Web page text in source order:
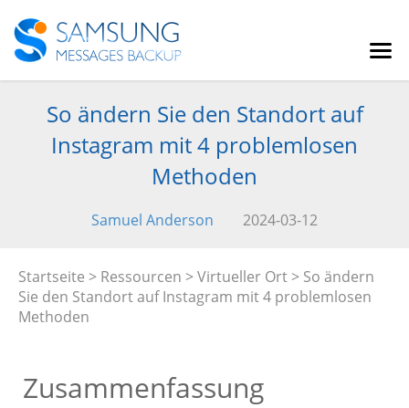
So ändern Sie den Standort auf
Instagram mit 4 problemlosen
Methoden
Samuel Anderson 2024-03-12
Startseite > Ressourcen >Virtueller Ort > So ändern
Sie den Standort auf Instagram mit 4 problemlosen
Methoden
Zusammenfassung